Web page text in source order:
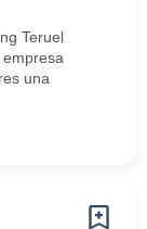
Teruel
una